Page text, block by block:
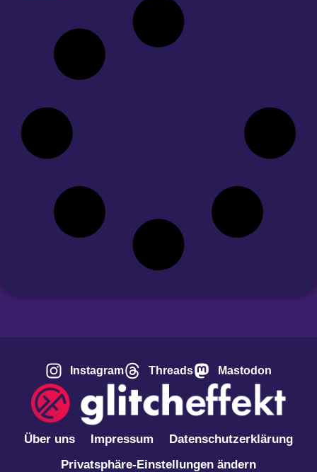
Instagram Threads Mastodon
Über uns Impressum
Datenschutzerklärung
Privatsphäre-Einstellungen ändern